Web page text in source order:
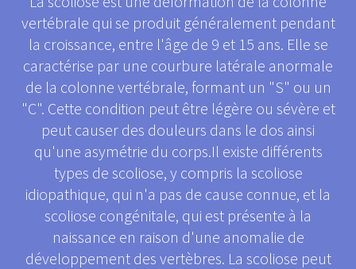
vertébrale qui se produit généralement pendant
la croissance, entre l'âge de 9 et 15 ans. Elle se
caractérise par une courbure latérale anormale
de la colonne vertébrale, formant un "S" ou un
"C". Cette condition peut être légère ou sévère et
peut causer des douleurs dans le dos ainsi
qu'une asymétrie du corps.Il existe différents
types de scoliose, y compris la scoliose
idiopathique, qui n'a pas de cause connue, et la
scoliose congénitale, qui est présente à la
naissance en raison d'une anomalie de
développement des vertèbres. La scoliose peut